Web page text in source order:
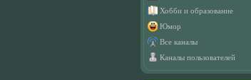
Хобби и образование
Юмор
Все каналы
Каналы пользователей